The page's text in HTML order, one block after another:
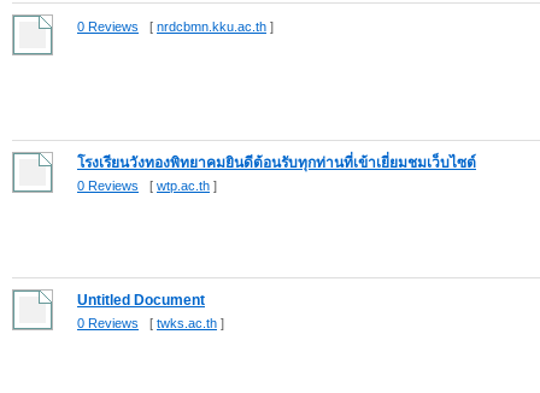
0 Reviews [ nrdcbmn.kku.ac.th ]
โรงเรียนวังทองพิทยาคมยินดีต้อนรับทุกท่านที่เข้าเยี่ยมชมเว็บไซต์
0 Reviews [ wtp.ac.th ]
Untitled Document
0 Reviews [ twks.ac.th ]